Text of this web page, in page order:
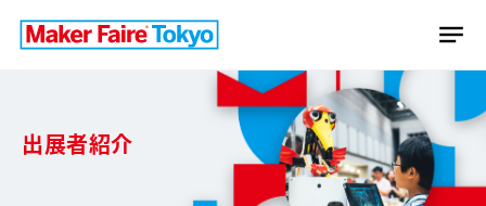
出展者紹介